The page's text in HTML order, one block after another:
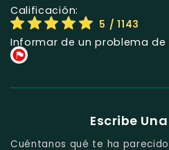
Calificación:
5 / 1143
Informar de un problema de
Escribe
Cuéntanos qué te ha